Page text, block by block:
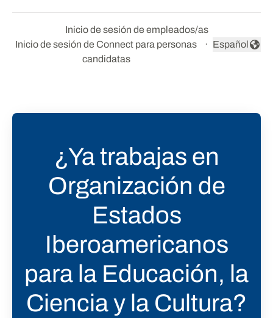
Inicio de sesión de empleados/as
Inicio de sesión de Connect para personas
candidatas
·
Cambiar
Español
¿Ya trabajas en
Organización de
Estados
Iberoamericanos
para la Educación, la
Ciencia y la Cultura?